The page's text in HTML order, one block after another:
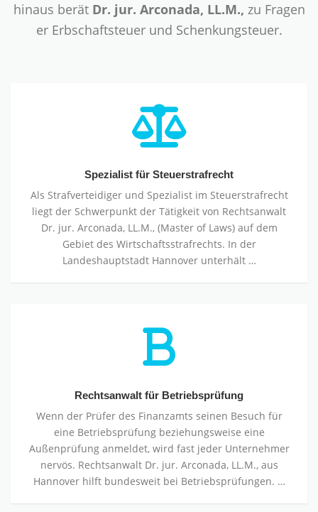
hinaus berät Dr. jur. Arconada, LL.M., zu Fragen
er Erbschaftsteuer und Schenkungsteuer.
Spezialist für Steuerstrafrecht
Als Strafverteidiger und Spezialist im Steuerstrafrecht
liegt der Schwerpunkt der Tätigkeit von Rechtsanwalt
Dr. jur. Arconada, LL.M., (Master of Laws) auf dem
Gebiet des Wirtschaftsstrafrechts. In der
Landeshauptstadt Hannover unterhält …
Rechtsanwalt für Betriebsprüfung
Wenn der Prüfer des Finanzamts seinen Besuch für
eine Betriebsprüfung beziehungsweise eine
Außenprüfung anmeldet, wird fast jeder Unternehmer
nervös. Rechtsanwalt Dr. jur. Arconada, LL.M., aus
Hannover hilft bundesweit bei Betriebsprüfungen. …